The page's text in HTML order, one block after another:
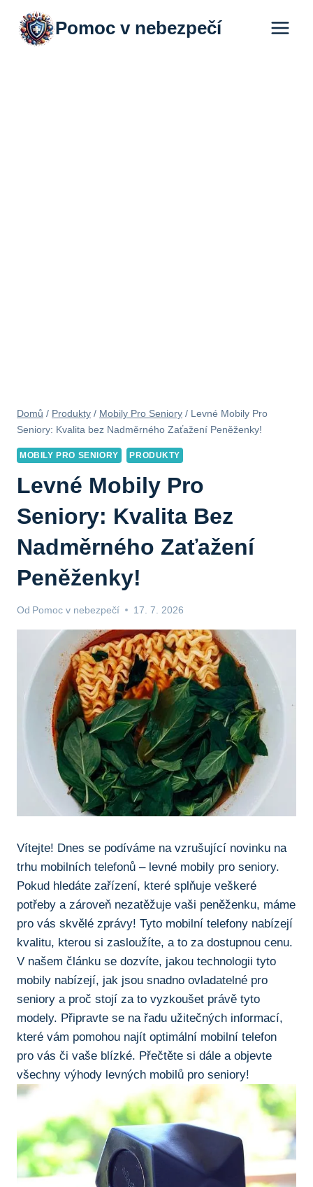
Přeskočit
obsah
Pomoc v nebezpečí
Domů / Produkty / Mobily Pro Seniory / Levné Mobily Pro
Seniory: Kvalita bez Nadměrného Zaťažení Peněženky!
MOBILY PRO SENIORY PRODUKTY
Levné Mobily Pro
Seniory: Kvalita Bez
Nadměrného Zaťažení
Peněženky!
Od Pomoc v nebezpečí 17. 7. 2026
Vítejte! Dnes se podíváme na ⁣vzrušující novinku na
trhu mobilních telefonů – levné mobily‌ pro seniory.
Pokud hledáte zařízení, které splňuje veškeré
potřeby⁤ a⁤ zároveň​ nezatěžuje vaši peněženku, máme
pro​ vás skvělé zprávy! Tyto mobilní telefony‌ nabízejí
kvalitu, kterou si zasloužíte, a to za dostupnou⁢ cenu.
V našem ​článku se dozvíte, jakou technologii tyto
mobily‌ nabízejí, jak jsou snadno ovladatelné pro
seniory a proč stojí za to vyzkoušet právě tyto
modely. Připravte ‌se na řadu užitečných informací,
které‍ vám pomohou najít optimální mobilní telefon​
pro vás či vaše ‌blízké. ​Přečtěte si dále ‍a⁣ objevte
všechny ‍výhody‍ levných mobilů pro seniory!